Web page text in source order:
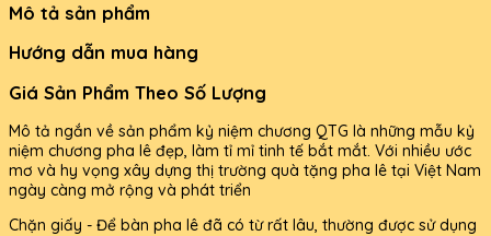
Mô tả sản phẩm
Hướng dẫn mua hàng
Giá Sản Phẩm Theo Số Lượng
Mô tả ngắn về sản phẩm kỷ niệm chương QTG là những mẫu kỷ
niệm chương pha lê đẹp, làm tỉ mỉ tinh tế bắt mắt. Với nhiều ước
mơ và hy vọng xây dựng thị trường quà tặng pha lê tại Việt Nam
ngày càng mở rộng và phát triển
Chặn giấy - Để bàn pha lê đã có từ rất lâu, thường được sử dụng